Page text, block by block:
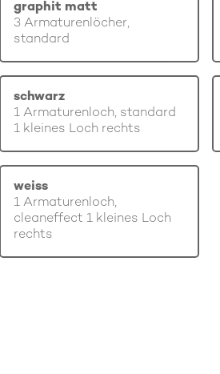
graphit matt
3 Armaturenlöcher,
standard
schwarz
1 Armaturenloch, standard
1 kleines Loch rechts
weiss
1 Armaturenloch,
cleaneffect 1 kleines Loch
rechts